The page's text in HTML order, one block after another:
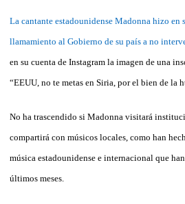
La cantante estadounidense Madonna hizo en
llamamiento al Gobierno de su país a no
en su cuenta de Instagram la imagen de una
“EEUU, no te metas en Siria, por el bien de la
No ha trascendido si Madonna visitará
compartirá con músicos locales, como han
música estadounidense e internacional que
últimos meses.